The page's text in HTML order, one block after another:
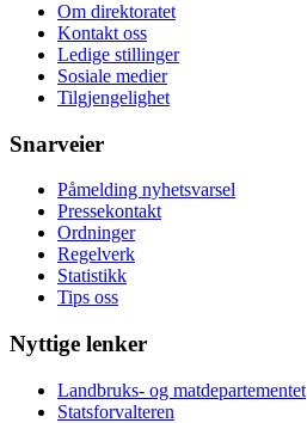
Om direktoratet
Kontakt oss
Ledige stillinger
Sosiale medier
Tilgjengelighet
Snarveier
Påmelding nyhetsvarsel
Pressekontakt
Ordninger
Regelverk
Statistikk
Tips oss
Nyttige lenker
Landbruks- og matdepartementet
Statsforvalteren